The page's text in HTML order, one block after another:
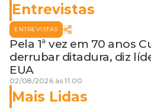
Entrevistas
ENTREVISTAS
Pela 1ª vez em 70 anos
derrubar ditadura, diz
EUA
02/08/2026 às 11:00
Mais Lidas